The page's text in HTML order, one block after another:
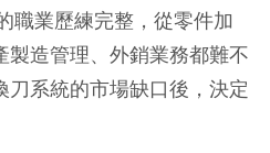
職業歷練完整，從零件加
造管理、外銷業務都難不
系統的市場缺口後，決定